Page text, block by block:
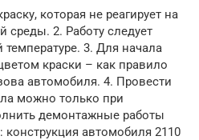
которая не реагирует на
среды. 2. Работу следует
3. Для начала
краски – как правило
автомобиля. 4. Провести
можно только при
демонтажные работы
автомобиля 2110